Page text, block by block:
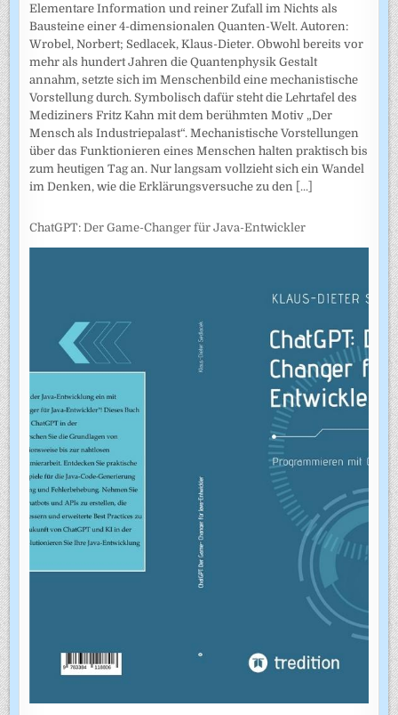
Elementare Information und reiner Zufall im Nichts als
Bausteine einer 4-dimensionalen Quanten-Welt. Autoren:
Wrobel, Norbert; Sedlacek, Klaus-Dieter. Obwohl bereits vor
mehr als hundert Jahren die Quantenphysik Gestalt
annahm, setzte sich im Menschenbild eine mechanistische
Vorstellung durch. Symbolisch dafür steht die Lehrtafel des
Mediziners Fritz Kahn mit dem berühmten Motiv „Der
Mensch als Industriepalast“. Mechanistische Vorstellungen
über das Funktionieren eines Menschen halten praktisch bis
zum heutigen Tag an. Nur langsam vollzieht sich ein Wandel
im Denken, wie die Erklärungsversuche zu den [...]
ChatGPT: Der Game-Changer für Java-Entwickler